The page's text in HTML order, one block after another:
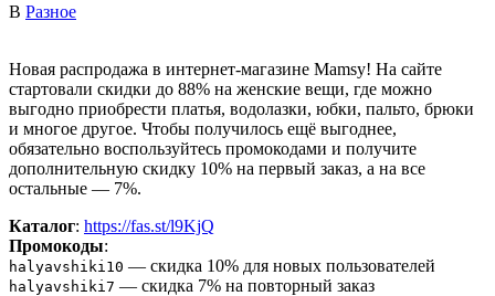
В Разное
Новая распродажа в интернет-магазине Mamsy! На сайте
стартовали скидки до 88% на женские вещи, где можно
выгодно приобрести платья, водолазки, юбки, пальто, брюки
и многое другое. Чтобы получилось ещё выгоднее,
обязательно воспользуйтесь промокодами и получите
дополнительную скидку 10% на первый заказ, а на все
остальные — 7%.
Каталог: https://fas.st/l9KjQ
Промокоды:
halyavshiki10 — скидка 10% для новых пользователей
halyavshiki7 — скидка 7% на повторный заказ